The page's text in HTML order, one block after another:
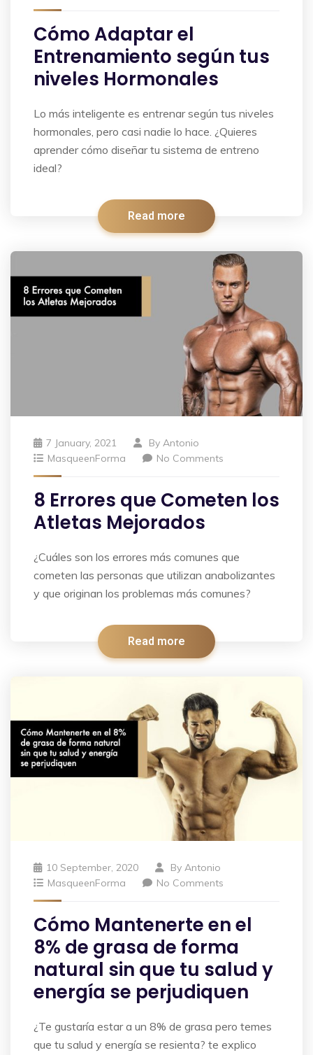
Cómo Adaptar el
Entrenamiento según tus
niveles Hormonales
Lo más inteligente es entrenar según tus niveles
hormonales, pero casi nadie lo hace. ¿Quieres
aprender cómo diseñar tu sistema de entreno
ideal?
Read more
7 January, 2021 By Antonio
MasqueenForma
No Comments
8 Errores que Cometen los
Atletas Mejorados
¿Cuáles son los errores más comunes que
cometen las personas que utilizan anabolizantes
y que originan los problemas más comunes?
Read more
10 September, 2020 By Antonio
MasqueenForma
No Comments
Cómo Mantenerte en el
8% de grasa de forma
natural sin que tu salud y
energía se perjudiquen
¿Te gustaría estar a un 8% de grasa pero temes
que tu salud y energía se resienta? te explico